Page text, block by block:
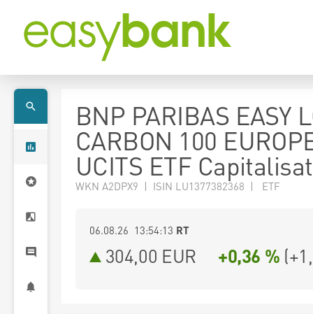
BNP PARIBAS EASY
CARBON 100
UCITS ETF
WKN A2DPX9 | ISIN LU1377382368 | ETF
06.08.26 13:54:13 RT
304,00 EUR +0,36 % (